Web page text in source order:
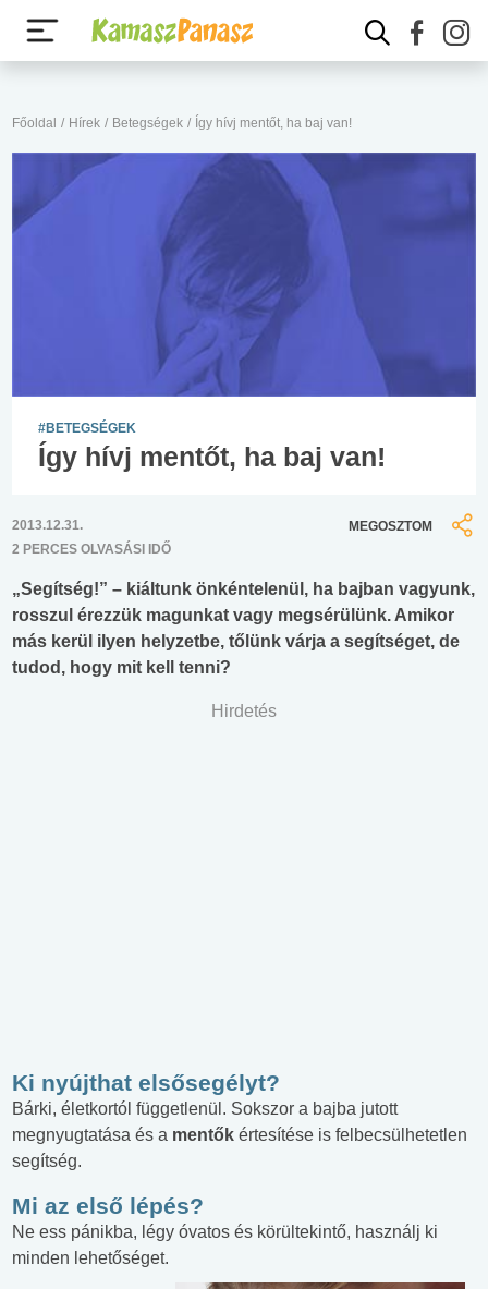
Főoldal / Hírek / Betegségek / Így hívj mentőt, ha baj van!
#BETEGSÉGEK
Így hívj mentőt, ha baj van!
2013.12.31.
2 PERCES OLVASÁSI IDŐ
MEGOSZTOM
„Segítség!” – kiáltunk önkéntelenül, ha bajban vagyunk,
rosszul érezzük magunkat vagy megsérülünk. Amikor
más kerül ilyen helyzetbe, tőlünk várja a segítséget, de
tudod, hogy mit kell tenni?
Hirdetés
Ki nyújthat elsősegélyt?
Bárki, életkortól függetlenül. Sokszor a bajba jutott
megnyugtatása és a mentők értesítése is felbecsülhetetlen
segítség.
Mi az első lépés?
Ne ess pánikba, légy óvatos és körültekintő, használj ki
minden lehetőséget.